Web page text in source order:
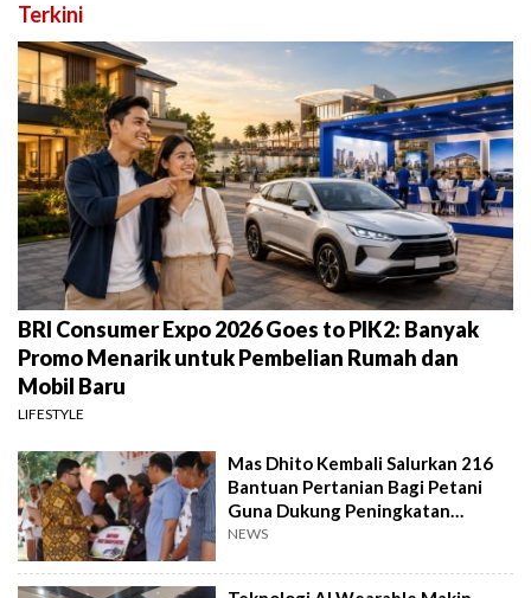
Terkini
BRI Consumer Expo 2026 Goes to PIK2: Banyak
Promo Menarik untuk Pembelian Rumah dan
Mobil Baru
LIFESTYLE
Mas Dhito Kembali Salurkan 216
Bantuan Pertanian Bagi Petani
Guna Dukung Peningkatan
Produksi
NEWS